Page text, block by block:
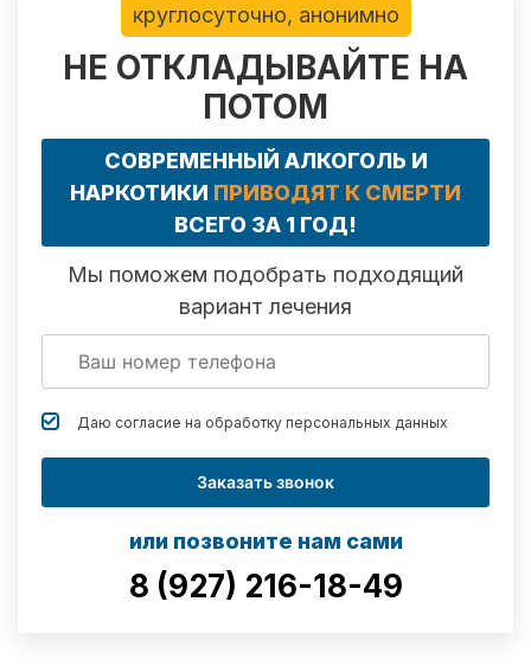
круглосуточно, анонимно
НЕ ОТКЛАДЫВАЙТЕ НА
ПОТОМ
СОВРЕМЕННЫЙ АЛКОГОЛЬ И
НАРКОТИКИ ПРИВОДЯТ К СМЕРТИ
ВСЕГО ЗА 1 ГОД!
Мы поможем подобрать подходящий
вариант лечения
Даю согласие на обработку персональных данных
Заказать звонок
или позвоните нам сами
8 (927) 216-18-49